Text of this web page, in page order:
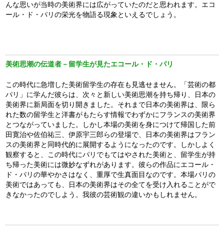
んな思いが当時の美術界には広がっていたのだと思われます。エコ
ール・ド・パリの栄光を物語る現象といえるでしょう。
美術思潮の伝道者－留学生が見たエコール・ド・パリ
この時代に急増した美術留学生の存在も見逃せません。「芸術の都
パリ」に学んだ彼らは、次々と新しい美術思潮を持ち帰り、日本の
美術界に新局面を切り開きました。それまで日本の美術界は、限ら
れた数の留学生と洋書がもたらす情報でわずかにフランスの美術界
とつながっていました。しかし本場の美術を身につけて帰国した前
田寛治や佐伯祐三、伊原宇三郎らの登場で、日本の美術界はフラン
スの美術界と同時代的に展開するようになったのです。しかしよく
観察すると、この時代にパリでもてはやされた美術と、留学生が持
ち帰った美術には微妙なずれがあります。彼らの作品にエコール・
ド・パリの華やかさはなく、重厚で生真面目なのです。本場パリの
美術ではあっても、日本の美術界はその全てを受け入れることがで
きなかったのでしよう。我彼の芸術観の違いかもしれません。